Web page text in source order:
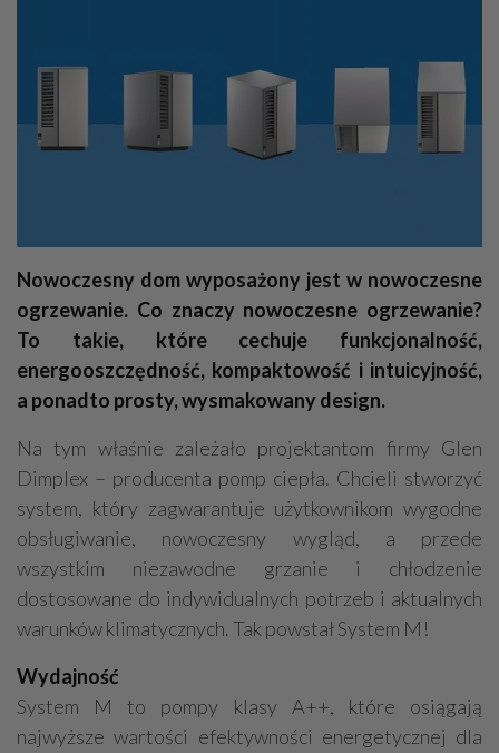
Nowoczesny dom wyposażony jest w nowoczesne
ogrzewanie. Co znaczy nowoczesne ogrzewanie?
To takie, które cechuje funkcjonalność,
energooszczędność, kompaktowość i intuicyjność,
a ponadto prosty, wysmakowany design.
Na tym właśnie zależało projektantom firmy Glen
Dimplex – producenta pomp ciepła. Chcieli stworzyć
system, który zagwarantuje użytkownikom wygodne
obsługiwanie, nowoczesny wygląd, a przede
wszystkim niezawodne grzanie i chłodzenie
dostosowane do indywidualnych potrzeb i aktualnych
warunków klimatycznych. Tak powstał System M!
Wydajność
System M to pompy klasy A++, które osiągają
najwyższe wartości efektywności energetycznej dla